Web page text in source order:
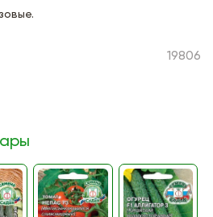
19806